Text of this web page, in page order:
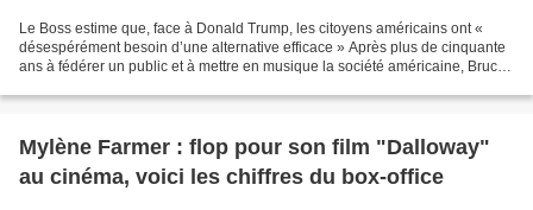
Le Boss estime que, face à Donald Trump, les citoyens américains ont «
désespérément besoin d’une alternative efficace » Après plus de cinquante
ans à fédérer un public et à mettre en musique la société américaine, Bruce
Mylène Farmer : flop pour son film "Dalloway"
au cinéma, voici les chiffres du box-office